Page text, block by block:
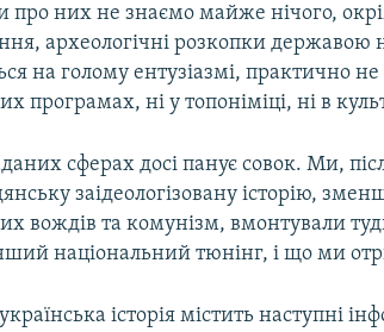
про них не знаємо майже нічого,
археологічні розкопки державою
на голому ентузіазмі, практично
програмах, ні у топоніміці, ні в
сферах досі панує совок. Ми,
заідеологізовану історію,
вождів та комунізм, вмонтували
національний тюнінг, і що ми
історія містить наступні